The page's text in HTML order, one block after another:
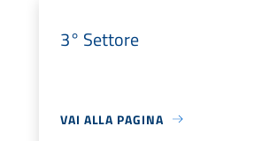
3° Settore
VAI ALLA PAGINA